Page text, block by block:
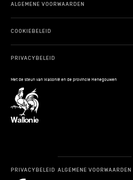
ALGEMENE VOORWAARDEN
COOKIEBELEID
PRIVACYBELEID
Met de steun van Wallonië en de provincie Henegouwen
PRIVACYBELEID ALGEMENE VOORWAARDEN